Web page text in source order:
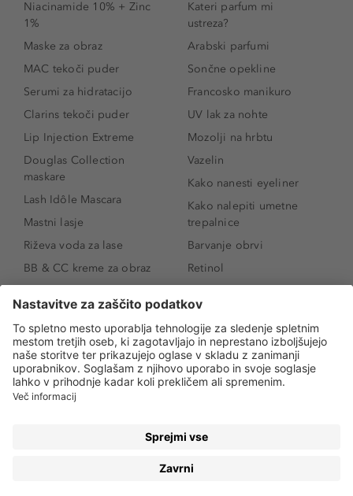
Niacinamide 10% + Zinc
1%
Maske za obraz
MAC tekoči puder
Serumi za hidratacijo
Clarins tekoči puder
Lip Injection Extreme
Douglas Collection
maskare
Lash Idôle Mascara
Mastni lasje
Riževa voda za lase
BB & CC kreme za obraz
SPF 30
Senčila za oči
Tekoči puder
Ličenje povešenih vek
Kako povečati oči
Kateri parfum mi
ustreza?
Arabski parfumi
Sončne opekline
Francosko manikuro
UV lak za nohte
Mozolji na hrbtu
Vazelin
Kako nanesti eyeliner
Kako nalepiti umetne
trepalnice
Barvanje obrvi
Retinol
Niacinamid
Rozacea
Salicilna kislina